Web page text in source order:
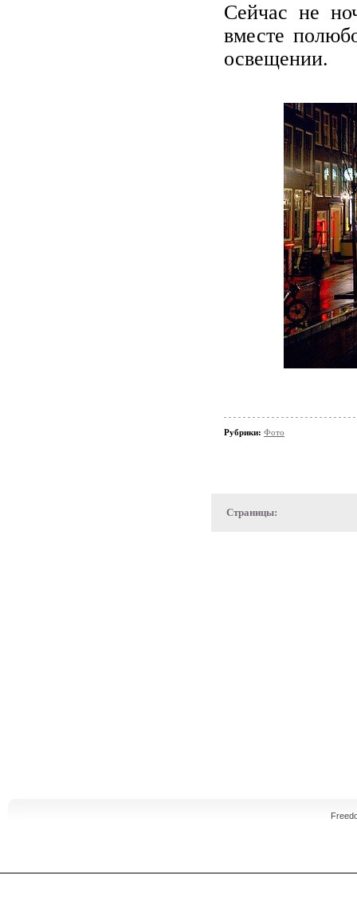
Сейчас не
вместе
освещении.
Рубрики: Фото
Страницы: